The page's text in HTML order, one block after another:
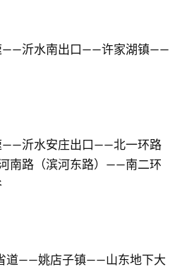
——沂水南出口——许家湖镇——
沂水安庄出口——北一环路
南路（滨河东路）——南二环
道——姚店子镇——山东地下大